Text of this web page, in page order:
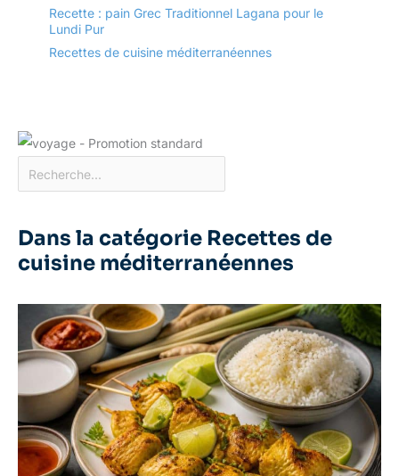
Recette : pain Grec Traditionnel Lagana pour le
Lundi Pur
Recettes de cuisine méditerranéennes
Dans la catégorie Recettes de
cuisine méditerranéennes